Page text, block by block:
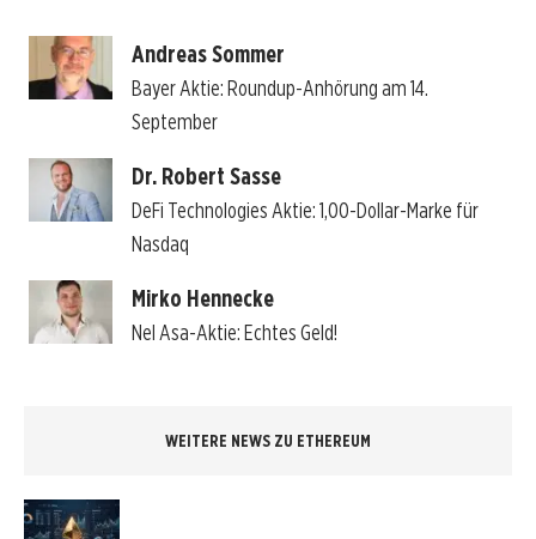
Andreas Sommer
Bayer Aktie: Roundup-Anhörung am 14.
September
Dr. Robert Sasse
DeFi Technologies Aktie: 1,00-Dollar-Marke für
Nasdaq
Mirko Hennecke
Nel Asa-Aktie: Echtes Geld!
WEITERE NEWS ZU ETHEREUM